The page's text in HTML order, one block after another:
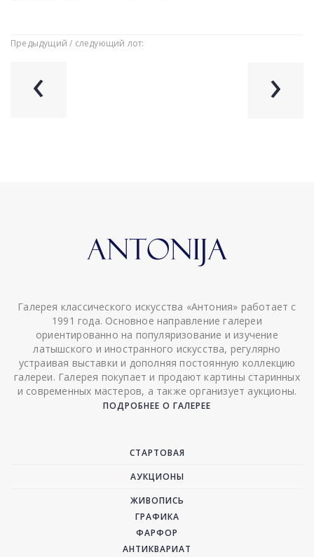
Предыдущий / следующий лот:
‹ ›
Галерея классического искусства «Антония» работает с
1991 года. Основное направление галереи
ориентированно на популяризование и изучение
латышского и иностранного искусства, регулярно
устраивая выставки и дополняя постоянную коллекцию
галереи. Галерея покупает и продают картины старинных
и современных мастеров, а также организует аукционы.
ПОДРОБНЕЕ О ГАЛЕРЕЕ
СТАРТОВАЯ
АУКЦИОНЫ
ЖИВОПИСЬ
ГРАФИКА
ФАРФОР
АНТИКВАРИАТ